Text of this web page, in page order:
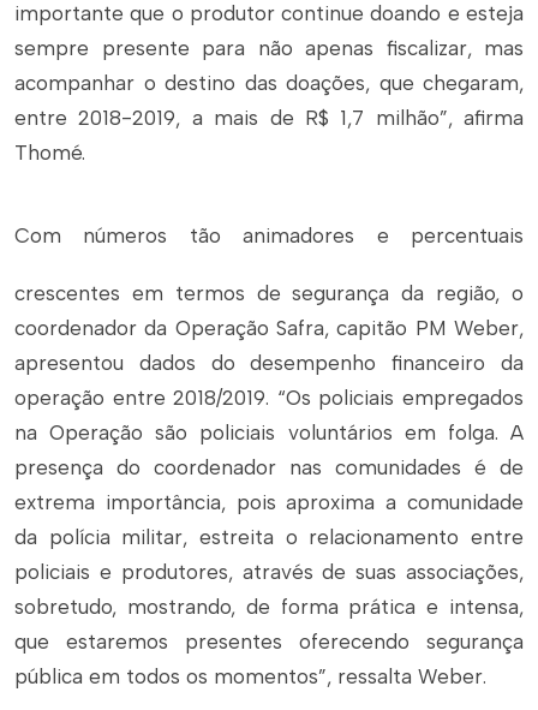
importante que o produtor continue doando e esteja
sempre presente para não apenas fiscalizar, mas
acompanhar o destino das doações, que chegaram,
entre 2018-2019, a mais de R$ 1,7 milhão”, afirma
Thomé.
Com números tão animadores e percentuais
crescentes em termos de segurança da região, o
coordenador da Operação Safra, capitão PM Weber,
apresentou dados do desempenho financeiro da
operação entre 2018/2019. “Os policiais empregados
na Operação são policiais voluntários em folga. A
presença do coordenador nas comunidades é de
extrema importância, pois aproxima a comunidade
da polícia militar, estreita o relacionamento entre
policiais e produtores, através de suas associações,
sobretudo, mostrando, de forma prática e intensa,
que estaremos presentes oferecendo segurança
pública em todos os momentos”, ressalta Weber.